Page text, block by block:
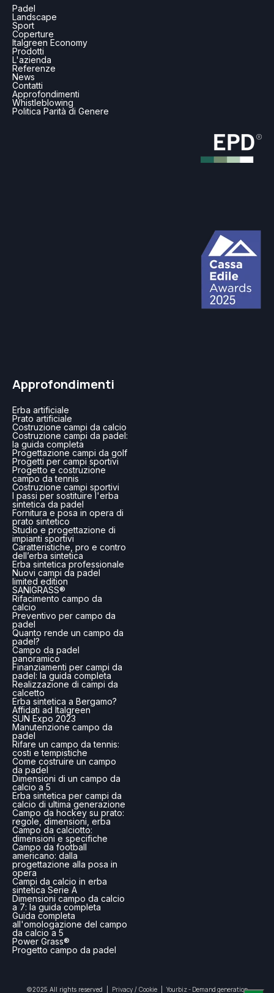
Padel
Landscape
Sport
Coperture
Italgreen Economy
Prodotti
L'azienda
Referenze
News
Contatti
Approfondimenti
Whistleblowing
Politica Parità di Genere
Approfondimenti
Erba artificiale
Prato artificiale
Costruzione campi da calcio
Costruzione campi da padel:
la guida completa
Progettazione campi da golf
Progetti per campi sportivi
Progetto e costruzione
campo da tennis
Costruzione campi sportivi
I passi per sostituire l'erba
sintetica da padel
Fornitura e posa in opera di
prato sintetico
Studio e progettazione di
impianti sportivi
Caratteristiche, pro e contro
dell’erba sintetica
Erba sintetica professionale
Nuovi campi da padel
limited edition
SANIGRASS®
Rifacimento campo da
calcio
Preventivo per campo da
padel
Quanto rende un campo da
padel?
Campo da padel
panoramico
Finanziamenti per campi da
padel: la guida completa
Realizzazione di campi da
calcetto
Erba sintetica a Bergamo?
Affidati ad Italgreen
SUN Expo 2023
Manutenzione campo da
padel
Rifare un campo da tennis:
costi e tempistiche
Come costruire un campo
da padel
Dimensioni di un campo da
calcio a 5
Erba sintetica per campi da
calcio di ultima generazione
Campo da hockey su prato:
regole, dimensioni, erba
Campo da calciotto:
dimensioni e specifiche
Campo da football
americano: dalla
progettazione alla posa in
opera
Campi da calcio in erba
sintetica Serie A
Dimensioni campo da calcio
a 7: la guida completa
Guida completa
all'omologazione del campo
da calcio a 5
Power Grass®
Progetto campo da padel
©2025 All rights reserved | Privacy / Cookie Yourbiz - Demand generation